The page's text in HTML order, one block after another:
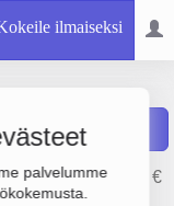
ilmaiseksi
palvelumme
Raportit
€, tulos -166 000 €